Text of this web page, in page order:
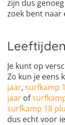
zijn dus
zoek bent naar
Je kunt op
Zo kun je eens
jaar, surfkamp
jaar of
surfkamp 18
dus echt voor